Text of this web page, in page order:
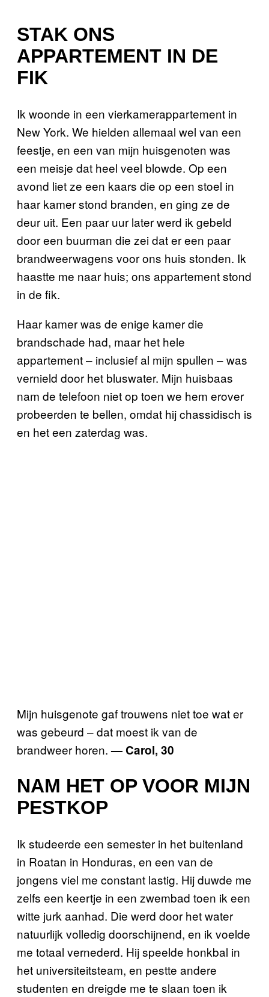
STAK ONS
APPARTEMENT IN DE
FIK
Ik woonde in een vierkamerappartement in
New York. We hielden allemaal wel van een
feestje, en een van mijn huisgenoten was
een meisje dat heel veel blowde. Op een
avond liet ze een kaars die op een stoel in
haar kamer stond branden, en ging ze de
deur uit. Een paar uur later werd ik gebeld
door een buurman die zei dat er een paar
brandweerwagens voor ons huis stonden. Ik
haastte me naar huis; ons appartement stond
in de fik.
Haar kamer was de enige kamer die
brandschade had, maar het hele
appartement – inclusief al mijn spullen – was
vernield door het bluswater. Mijn huisbaas
nam de telefoon niet op toen we hem erover
probeerden te bellen, omdat hij chassidisch is
en het een zaterdag was.
Mijn huisgenote gaf trouwens niet toe wat er
was gebeurd – dat moest ik van de
brandweer horen.— Carol, 30
NAM HET OP VOOR MIJN
PESTKOP
Ik studeerde een semester in het buitenland
in Roatan in Honduras, en een van de
jongens viel me constant lastig. Hij duwde me
zelfs een keertje in een zwembad toen ik een
witte jurk aanhad. Die werd door het water
natuurlijk volledig doorschijnend, en ik voelde
me totaal vernederd. Hij speelde honkbal in
het universiteitsteam, en pestte andere
studenten en dreigde me te slaan toen ik